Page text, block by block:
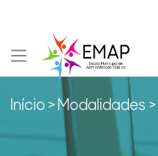
Início >Modalidades >